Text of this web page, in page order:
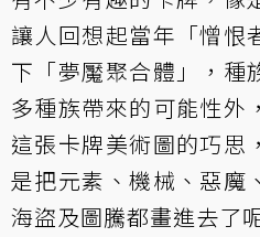
讓人回想起當年「憎恨
下「夢魘聚合體」，種
多種族帶來的可能性外
這張卡牌美術圖的巧思
是把元素、機械、惡魔
海盜及圖騰都畫進去了